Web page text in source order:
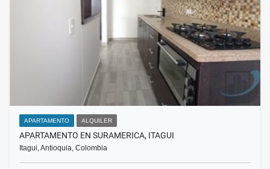
APARTAMENTO ALQUILER
APARTAMENTO EN SURAMERICA, ITAGUI
Itagui, Antioquia, Colombia